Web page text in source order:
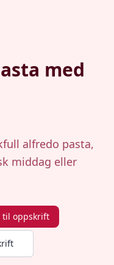
med
alfredo pasta,
middag eller
til oppskrift